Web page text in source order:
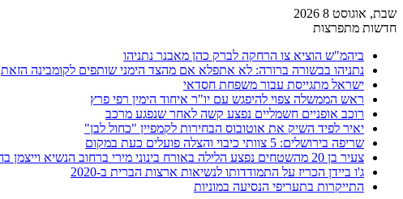
שבת, אוגוסט 8 2026
חדשות מתפרצות
ביהמ"ש הוציא צו הרחקה לברק כהן מאבנר נתניהו
נתניהו בבשורה ברורה: לא אתפלא אם מהצד הימני שותפים לקומבינה הזאת
ישראל מתגייסת עבור משפחת חסדאי
ראש הממשלה צפוי להיפגש עם יו"ר איחוד הימין רפי פרץ
רוכב אופניים חשמליים נפצע קשה לאחר שנפגע מרכב
יאיר לפיד השיק את אוטובוס הבחירות לקמפיין "כחול לבן"
שריפה בירושלים: 5 צוותי כיבוי והצלה פועלים כעת במקום
צעיר בן 20 מהשטחים נפצע הלילה באורח בינוני מירי ברחוב הנשיא וייצמן בחדרה
ג'ו ביידן הכריז על התמודדותו לנשיאות ארצות הברית ב-2020
התייקרות בתעריפי הנסיעה במוניות